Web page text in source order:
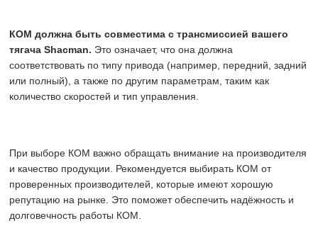
КОМ должна быть совместима с трансмиссией вашего
тягача Shacman. Это означает, что она должна
соответствовать по типу привода (например, передний, задний
или полный), а также по другим параметрам, таким как
количество скоростей и тип управления.
При выборе КОМ важно обращать внимание на производителя
и качество продукции. Рекомендуется выбирать КОМ от
проверенных производителей, которые имеют хорошую
репутацию на рынке. Это поможет обеспечить надёжность и
долговечность работы КОМ.